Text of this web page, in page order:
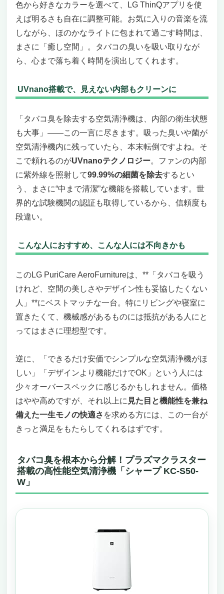
色から好きなカラーを選べて、LG ThinQアプリを使
えば明るさも自在に調整可能。お気に入りの音楽を流
しながら、ほのかなライトに包まれて過ごす時間は、
まさに「癒し空間」。タバコの臭いを吸い取りなが
ら、心まで落ち着く時間を演出してくれます。
UVnano搭載で、見えない内部もクリーンに
「タバコ臭を除去する空気清浄機は、内部の衛生状態
も大事」――この一言に尽きます。吸った臭いや菌が
空気清浄機内に残っていたら、本末転倒ですよね。そ
こで頼れるのがUVnanoテクノロジー。ファンの内部
に紫外線を照射して99.99%の細菌を除去するとい
う、まさに“中まで清潔”な機能を搭載しています。世
界的な試験機関の認証も取得しているから、信頼度も
段違い。
こんな人におすすめ、こんな人には不向きかも
このLG PuriCare AeroFurnitureは、**「タバコを吸う
けれど、空間の美しさやデザイン性も妥協したくない
人」**にベストマッチな一台。特にリビングや寝室に
置きたくて、機械感があるものには抵抗がある人にと
ってはまさに理想型です。
逆に、「できるだけ安価でシンプルな空気清浄機がほ
しい」「デザインより機能だけでOK」という人には
少々オーバースペックに感じるかもしれません。価格
はやや高めですが、それ以上に 見た目と機能性を兼ね
備えた一生モノの快適さ を求める方には、この一台が
きっと満足をもたらしてくれるはずです。
タバコ臭を根本から分解！プラズマクラスター
搭載の高性能空気清浄機「シャープ KC-S50-
W」